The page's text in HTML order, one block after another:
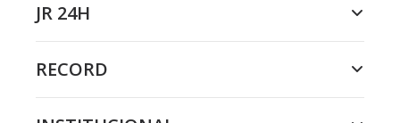
JR 24H
RECORD